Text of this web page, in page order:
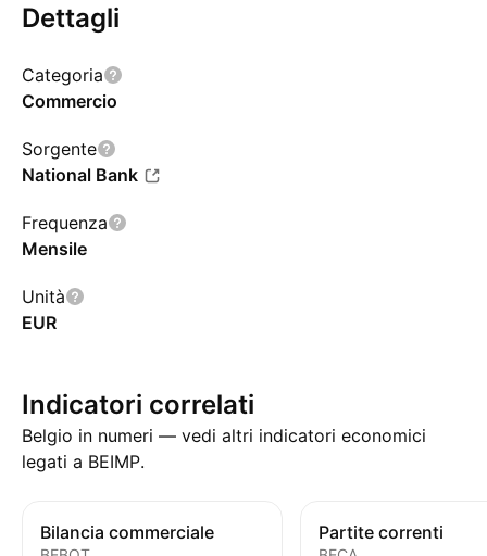
Dettagli
Categoria
Commercio
Sorgente
National Bank
Frequenza
Mensile
Unità
EUR
Indicatori correlati
Belgio in numeri — vedi altri indicatori economici
legati a BEIMP.
Bilancia commerciale Partite correnti